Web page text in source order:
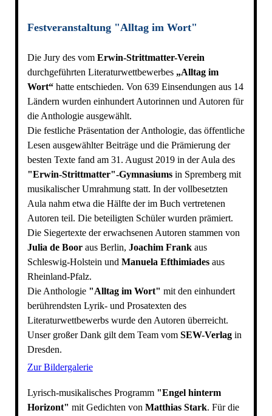
Festveranstaltung "Alltag im Wort"
Die Jury des vom Erwin-Strittmatter-Verein
durchgeführten Literaturwettbewerbes„Alltag im
Wort“ hatte entschieden. Von 639 Einsendungen aus 14
Ländern wurden einhundert Autorinnen und Autoren für
die Anthologie ausgewählt.
Die festliche Präsentation der Anthologie, das öffentliche
Lesen ausgewählter Beiträge und die Prämierung der
besten Texte fand am 31. August 2019 in der Aula des
"Erwin-Strittmatter"-Gymnasiumsin Spremberg mit
musikalischer Umrahmung statt. In der vollbesetzten
Aula nahm etwa die Hälfte der im Buch vertretenen
Autoren teil. Die beteiligten Schüler wurden prämiert.
Die Siegertexte der erwachsenen Autoren stammen von
Julia de Booraus Berlin, Joachim Frankaus
Schleswig-Holstein und Manuela Efthimiadesaus
Rheinland-Pfalz.
Die Anthologie "Alltag im Wort" mit den einhundert
berührendsten Lyrik- und Prosatexten des
Literaturwettbewerbs wurde den Autoren überreicht.
Unser großer Dank gilt dem Team vom SEW-Verlagin
Dresden.
Zur Bildergalerie
Lyrisch-musikalisches Programm "Engel hinterm
Horizont" mit Gedichten von Matthias Stark. Für die